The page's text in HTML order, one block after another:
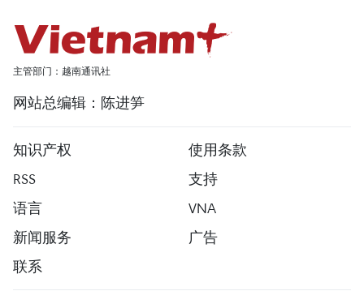
主管部门：越南通讯社
网站总编辑：陈进笋
知识产权
使用条款
RSS
支持
语言
VNA
新闻服务
广告
联系